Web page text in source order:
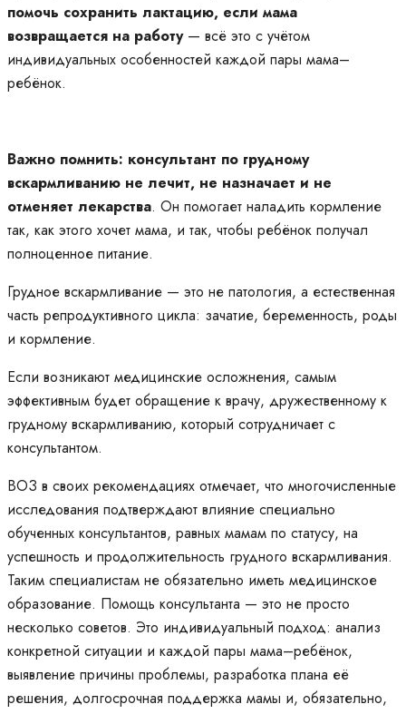
помочь сохранить лактацию, если мама
возвращается на работу— всё это с учётом
индивидуальных особенностей каждой пары мама–
ребёнок.
Важно помнить: консультант по грудному
вскармливанию не лечит, не назначает и не
отменяет лекарства. Он помогает наладить кормление
так, как этого хочет мама, и так, чтобы ребёнок получал
полноценное питание.
Грудное вскармливание — это не патология, а естественная
часть репродуктивного цикла: зачатие, беременность, роды
и кормление.
Если возникают медицинские осложнения, самым
эффективным будет обращение к врачу, дружественному к
грудному вскармливанию, который сотрудничает с
консультантом.
ВОЗ в своих рекомендациях отмечает, что многочисленные
исследования подтверждают влияние специально
обученных консультантов, равных мамам по статусу, на
успешность и продолжительность грудного вскармливания.
Таким специалистам не обязательно иметь медицинское
образование. Помощь консультанта — это не просто
несколько советов. Это индивидуальный подход: анализ
конкретной ситуации и каждой пары мама–ребёнок,
выявление причины проблемы, разработка плана её
решения, долгосрочная поддержка мамы и, обязательно,